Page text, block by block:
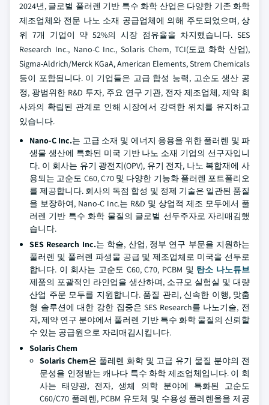
2024년, 글로벌 풀러렌 기반 특수 화학 산업은 다양한 기존 화학
제조업체와 전문 나노 소재 공급업체에 의해 주도되었으며, 상
위 7개 기업이 약 52%의 시장 점유율을 차지했습니다. SES
Research Inc., Nano-C Inc., Solaris Chem, TCI(도쿄 화학 산업),
Sigma-Aldrich/Merck KGaA, American Elements, Strem Chemicals
등이 포함됩니다. 이 기업들은 고급 합성 능력, 고순도 생산 공
정, 광범위한 R&D 투자, 주요 연구 기관, 전자 제조업체, 제약 회
사와의 확립된 관계로 인해 시장에서 강력한 위치를 유지하고
있습니다.
Nano-C Inc.는 고급 소재 및 에너지 응용을 위한 풀러렌 및 파
생물 생산에 특화된 미국 기반 나노 소재 기업의 선구자입니
다. 이 회사는 유기 광전지(OPV), 유기 전자, 나노 복합재에 사
용되는 고순도 C60, C70 및 다양한 기능화 풀러렌 포트폴리오
를 제공합니다. 회사의 독점 합성 및 정제 기술은 일관된 품질
을 보장하여, Nano-C Inc.는 R&D 및 상업적 제조 모두에서 풀
러렌 기반 특수 화학 물질의 글로벌 선두주자로 자리매김했
습니다.
SES Research Inc.는 학술, 산업, 정부 연구 부문을 지원하는
풀러렌 및 풀러렌 파생물 공급 및 제조업체로 미국을 선두로
합니다. 이 회사는 고순도 C60, C70, PCBM 및 탄소 나노튜브
제품의 포괄적인 라인업을 생산하며, 소규모 실험실 및 대량
산업 주문 모두를 지원합니다. 품질 관리, 신속한 이행, 맞춤
형 솔루션에 대한 강한 집중은 SES Research를 나노기술, 전
자, 제약 연구 분야에서 풀러렌 기반 특수 화학 물질의 신뢰할
수 있는 공급원으로 자리매김시킵니다.
Solaris Chem
Solaris Chem은 풀레렌 화학 및 고급 유기 물질 분야의 전
문성을 인정받는 캐나다 특수 화학 제조업체입니다. 이 회
사는 태양광, 전자, 생체 의학 분야에 특화된 고순도
C60/C70 풀레렌, PCBM 유도체 및 수용성 풀레렌올을 제공